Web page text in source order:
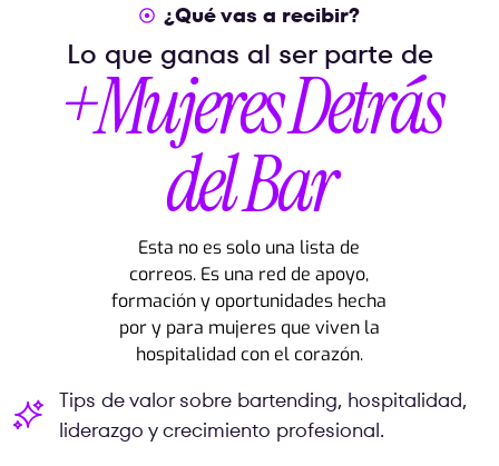
¿Qué vas a recibir?
Lo que ganas al ser parte de
+Mujeres Detrás
del Bar
Esta no es solo una lista de
correos. Es una red de apoyo,
formación y oportunidades hecha
por y para mujeres que viven la
hospitalidad con el corazón.
Tips de valor sobre bartending, hospitalidad,
liderazgo y crecimiento profesional.